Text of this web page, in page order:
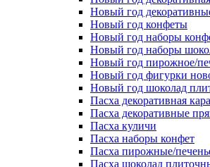
Новый год
Новый год конфеты
Новый год наборы
Новый год наборы
Новый год пирожное/
Новый год фигурки
Новый год шоколад
Пасха декоративная
Пасха декоративные
Пасха куличи
Пасха наборы конфет
Пасха пирожные/
Пасха шоколад